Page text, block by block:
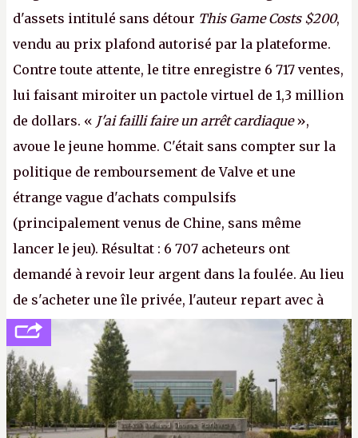
d'assets intitulé sans détour This Game Costs $200,
vendu au prix plafond autorisé par la plateforme.
Contre toute attente, le titre enregistre 6 717 ventes,
lui faisant miroiter un pactole virtuel de 1,3 million
de dollars. « J'ai failli faire un arrêt cardiaque»,
avoue le jeune homme. C'était sans compter sur la
politique de remboursement de Valve et une
étrange vague d'achats compulsifs
(principalement venus de Chine, sans même
lancer le jeu). Résultat : 6 707 acheteurs ont
demandé à revoir leur argent dans la foulée. Au lieu
de s'acheter une île privée, l'auteur repart avec à
peine 2 000 dollars en poche. C'est toujours plus
cher payé que le temps passé à dev, mais ça
apprendra aux petits malins qu'on ne braque pas
Gabe Newell aussi facilement.P.